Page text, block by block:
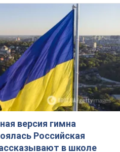
версия гимна
Российская
в школе